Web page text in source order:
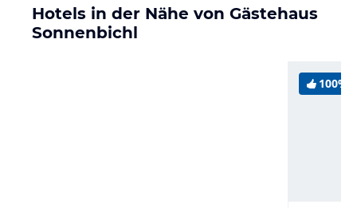
Hotels in der Nähe von Gästehaus
Sonnenbichl
100%